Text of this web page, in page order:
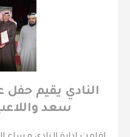
النادي يقيم
سعد